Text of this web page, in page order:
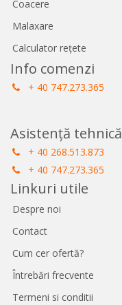
Coacere
Malaxare
Calculator rețete
Info comenzi
+ 40 747.273.365
Asistență tehnică
+ 40 268.513.873
+ 40 747.273.365
Linkuri utile
Despre noi
Contact
Cum cer ofertă?
Întrebări frecvente
Termeni si conditii